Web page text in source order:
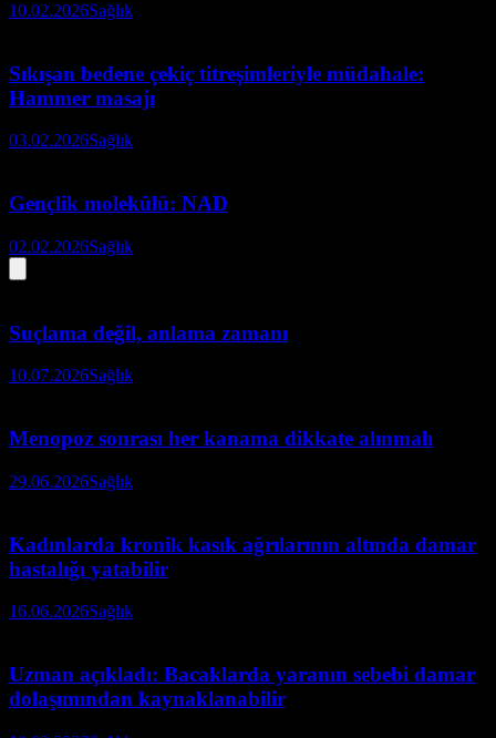
10.02.2026Sağlık
Sıkışan bedene çekiç titreşimleriyle müdahale:
Hammer masajı
03.02.2026Sağlık
Gençlik molekülü: NAD
02.02.2026Sağlık
Suçlama değil, anlama zamanı
10.07.2026Sağlık
Menopoz sonrası her kanama dikkate alınmalı
29.06.2026Sağlık
Kadınlarda kronik kasık ağrılarının altında damar
hastalığı yatabilir
16.06.2026Sağlık
Uzman açıkladı: Bacaklarda yaranın sebebi damar
dolaşımından kaynaklanabilir